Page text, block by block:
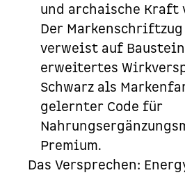
und archaische
Der
verweist auf
erweitertes
Schwarz als
gelernter Code für
Premium.
Das Versprechen: